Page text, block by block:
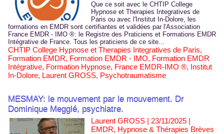
Que ce soit avec le CHTIP College
Hypnose et Therapies Integratives de
Paris ou avec l'Institut In-Dolore, les
formations en EMDR sont certifiantes et validées par l'Association
France EMDR - IMO ®: le Registre des Praticiens et Formations EMDR
Intégrative de France. Tous les praticiens de ce site...
CHTIP College Hypnose et Therapies Integratives de Paris,
Formation EMDR, Formation EMDR - IMO, Formation EMDR
Intégrative, Formation Hypnose, France EMDR-IMO ®, Institut
In-Dolore, Laurent GROSS, Psychotraumatisme
MESMAY: le mouvement par le mouvement. Dr
Dominique Megglé, psychiatre.
Laurent GROSS | 23/11/2025 |
EMDR, Hypnose & Thérapies Brèves